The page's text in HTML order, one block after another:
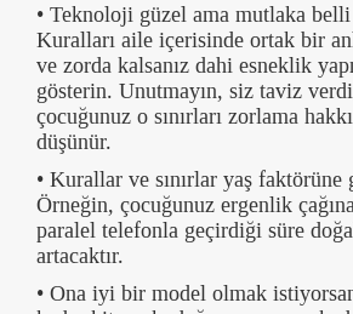
• Teknoloji güzel ama mutlaka belli
Kuralları aile içerisinde ortak bir
ve zorda kalsanız dahi esneklik
gösterin. Unutmayın, siz taviz
çocuğunuz o sınırları zorlama
düşünür.
• Kurallar ve sınırlar yaş faktörüne
Örneğin, çocuğunuz ergenlik
paralel telefonla geçirdiği süre
artacaktır.
• Ona iyi bir model olmak